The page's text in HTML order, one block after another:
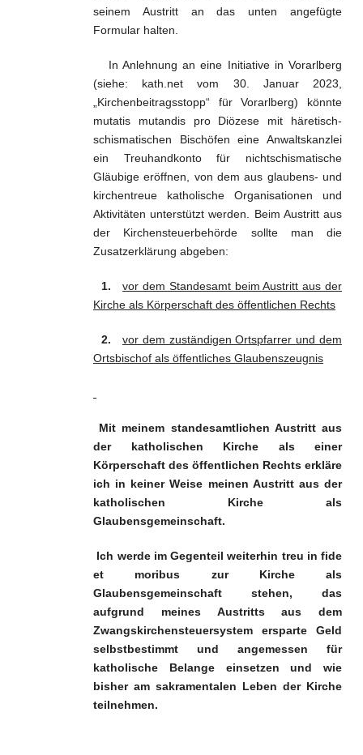
seinem Austritt an das unten angefügte
Formular halten.
In Anlehnung an eine Initiative in Vorarlberg
(siehe: kath.net vom 30. Januar 2023,
„Kirchenbeitragsstopp“ für Vorarlberg) könnte
mutatis mutandis pro Diözese mit häretisch-
schismatischen Bischöfen eine Anwaltskanzlei
ein Treuhandkonto für nichtschismatische
Gläubige eröffnen, von dem aus glaubens- und
kirchentreue katholische Organisationen und
Aktivitäten unterstützt werden. Beim Austritt aus
der Kirchensteuerbehörde sollte man die
Zusatzerklärung abgeben:
1.vor dem Standesamt beim Austritt aus der
Kirche als Körperschaft des öffentlichen Rechts
2.
vor dem zuständigen Ortspfarrer und dem
Ortsbischof als öffentliches Glaubenszeugnis
Mit meinem standesamtlichen Austritt aus
der katholischen Kirche als einer
Körperschaft des öffentlichen Rechts erkläre
ich in keiner Weise meinen Austritt aus der
katholischen Kirche als
Glaubensgemeinschaft.
Ich werde im Gegenteil weiterhin treu in fide
et moribus zur Kirche als
Glaubensgemeinschaft stehen, das
aufgrund meines Austritts aus dem
Zwangskirchensteuersystem ersparte Geld
selbstbestimmt und angemessen für
katholische Belange einsetzen und wie
bisher am sakramentalen Leben der Kirche
teilnehmen.